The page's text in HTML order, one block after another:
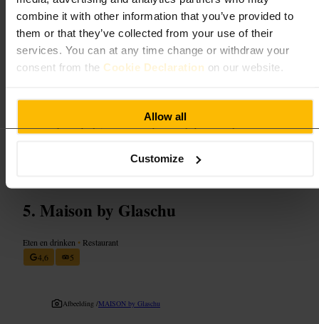
combine it with other information that you’ve provided to
them or that they’ve collected from your use of their
services. You can at any time change or withdraw your
consent from the Cookie Declaration on our website.
Allow all
Customize
persoonlijk en vaak met advies over wijnen en bieren.
Plan uw bezoek
specialiteiten en deel een dessert met je tafelgenoten. Laat het
personeel smaakadvies geven: ze kennen de kaart goed.
http://www.dukesumbrella.com/
363 Argyle St, Glasgow G2 8LT, UK
Maison by Glaschu
Eten en drinken • Restaurant
4,6
5
Afbeelding /MAISON by Glaschu